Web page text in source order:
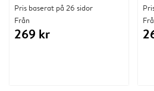
Pris baserat på 26 sidor
Från
269 kr